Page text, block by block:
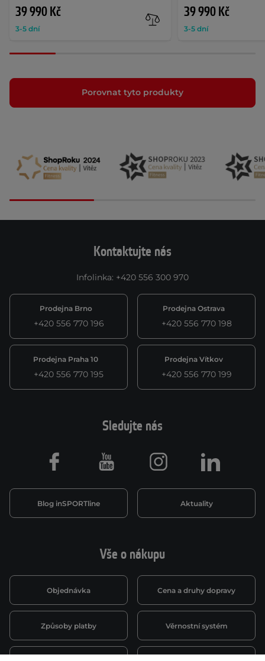
39 990 Kč
3-5 dní
39 990 Kč
3-5 dní
Porovnat tyto produkty
Kontaktujte nás
Infolinka: +420 556 300 970
Prodejna Brno
+420 556 770 196
Prodejna Ostrava
+420 556 770 198
Prodejna Praha 10
+420 556 770 195
Prodejna Vítkov
+420 556 770 199
Vše o nákupu
Objednávka Cena a druhy dopravy
Způsoby platby Věrnostní systém
Sledujte nás
Blog inSPORTline Aktuality
Facebook Youtube Instagram LinkedIn